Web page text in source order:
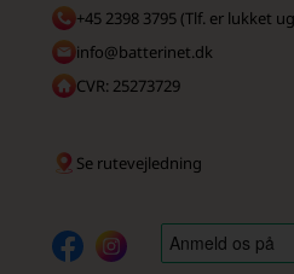
+45 2398 3795 (Tlf. er lukket
info@batterinet.dk
CVR: 25273729
Se rutevejledning